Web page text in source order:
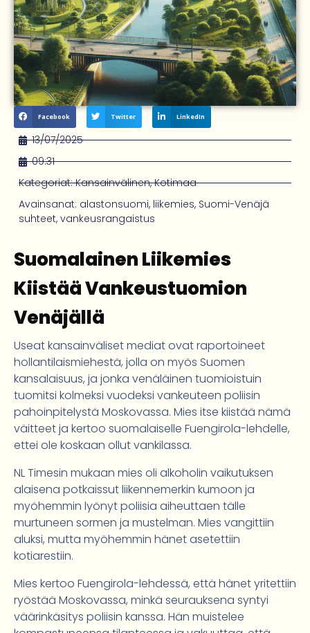
Facebook Twitter LinkedIn
13/07/2025
09:31
Kategoriat: Kansainvälinen,Kotimaa
Avainsanat: alastonsuomi, liikemies, Suomi-Venäjä
suhteet, vankeusrangaistus
Suomalainen Liikemies
Kiistää Vankeustuomion
Venäjällä
Useat kansainväliset mediat ovat raportoineet
hollantilaismiehestä, jolla on myös Suomen
kansalaisuus, ja jonka venäläinen tuomioistuin
tuomitsi kolmeksi vuodeksi vankeuteen poliisin
pahoinpitelystä Moskovassa. Mies itse kiistää nämä
väitteet ja kertoo suomalaiselle Fuengirola-lehdelle,
ettei ole koskaan ollut vankilassa.
NL Timesin mukaan mies oli alkoholin vaikutuksen
alaisena potkaissut liikennemerkin kumoon ja
myöhemmin lyönyt poliisia aiheuttaen tälle
murtuneen sormen ja mustelman. Mies vangittiin
aluksi, mutta myöhemmin hänet asetettiin
kotiarestiin.
Mies kertoo Fuengirola-lehdessä, että hänet yritettiin
ryöstää Moskovassa, minkä seurauksena syntyi
väärinkäsitys poliisin kanssa. Hän muistelee